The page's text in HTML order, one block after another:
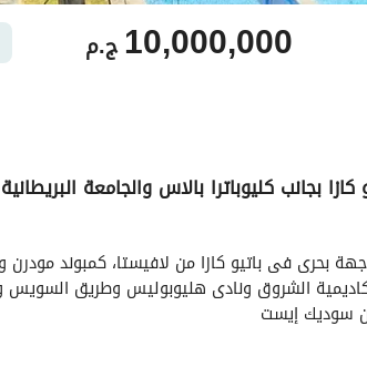
ج.م10,000,000
سوديك إيست